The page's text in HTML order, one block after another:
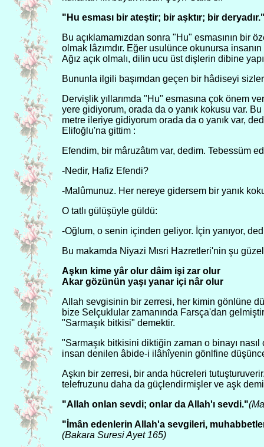
"Hu esması bir ateştir; bir aşktır; bir
Bu açıklamamızdan sonra "Hu" esmasının bir
olmak lâzımdır. Eğer usulünce okunursa
Ağız açık olmalı, dilin ucu üst dişlerin dibine
Bununla ilgili başımdan geçen bir hâdiseyi
Dervişlik yıllarımda "Hu" esmasına çok önem
yere gidiyorum, orada da o yanık kokusu var.
metre ileriye gidiyorum orada da o yanık var,
Elifoğlu'na gittim :
Efendim, bir mâruzâtım var, dedim. Tebessüm
-Nedir, Hafiz Efendi?
-Malûmunuz. Her nereye gidersem bir yanık
O tatlı gülüşüyle güldü:
-Oğlum, o senin içinden geliyor. İçin yanıyor,
Bu makamda Niyazi Mısri Hazretleri'nin şu
Aşkın kime yâr olur dâim işi zar olur
Akar gözünün yaşı yanar içi nâr olur
Allah sevgisinin bir zerresi, her kimin gönlüne
bize Selçuklular zamanında Farsça'dan
"Sarmaşık bitkisi" demektir.
"Sarmaşık bitkisini diktiğin zaman o binayı
insan denilen âbide-i ilâhîyenin gönlfine
Aşkın bir zerresi, bir anda hücreleri
telefruzunu daha da güçlendirmişler ve aşk
"Allah onlan sevdi; onlar da Allah'ı sevdi."
"İmân edenlerin Allah'a sevgileri,
(Bakara Suresi Ayet 165)